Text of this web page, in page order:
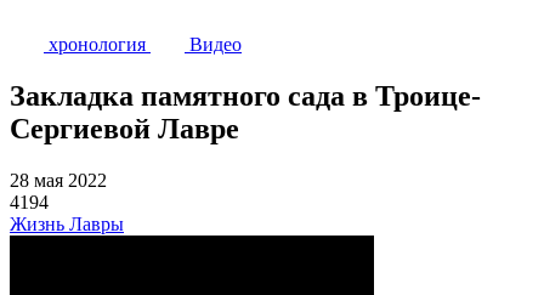
хронология Видео
Закладка памятного сада в Троице-
Сергиевой Лавре
28 мая 2022
4194
Жизнь Лавры